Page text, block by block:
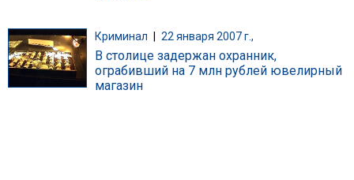
Криминал 22 января 2007 г.,
В столице задержан охранник,
ограбивший на 7 млн рублей ювелирный
магазин